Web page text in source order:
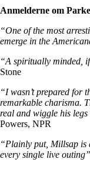
Anmelderne om
“One of the most
emerge in the
“A spiritually minded,
Stone
“I wasn’t prepared for
remarkable charisma.
real and wiggle his
Powers, NPR
“Plainly put, Millsap is
every single live outing”